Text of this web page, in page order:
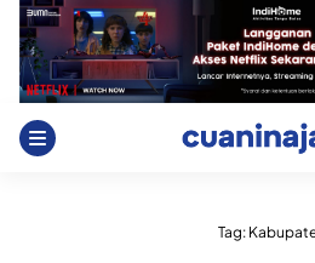
Skip
content
Tag: